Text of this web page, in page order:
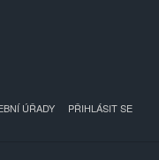
PŘIHLÁSIT SE
ÚŘADY